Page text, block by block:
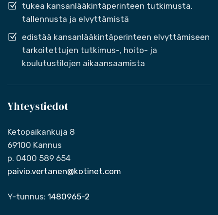
tukea kansanlääkintäperinteen tutkimusta,
tallennusta ja elvyttämistä
edistää kansanlääkintäperinteen elvyttämiseen
tarkoitettujen tutkimus-, hoito- ja
koulutustilojen aikaansaamista
Yhteystiedot
Ketopaikankuja 8
69100 Kannus
p. 0400 589 654
paivio.vertanen@kotinet.com
Y-tunnus: 1480965-2